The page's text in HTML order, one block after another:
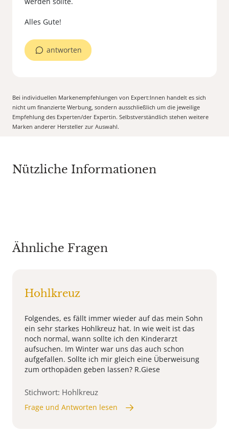
antworten
Bei individuellen Markenempfehlungen von Expert:Innen handelt es sich
nicht um finanzierte Werbung, sondern ausschließlich um die jeweilige
Empfehlung des Experten/der Expertin. Selbstverständlich stehen weitere
Marken anderer Hersteller zur Auswahl.
Nützliche Informationen
Ähnliche Fragen
Hohlkreuz
Folgendes, es fällt immer wieder auf das mein Sohn
ein sehr starkes Hohlkreuz hat. In wie weit ist das
noch normal, wann sollte ich den Kinderarzt
aufsuchen. Im Winter war uns das auch schon
aufgefallen. Sollte ich mir gleich eine Überweisung
zum orthopäden geben lassen? R.Giese
Stichwort: Hohlkreuz
Frage und Antworten lesen